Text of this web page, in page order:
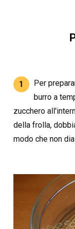
1
Per
burro a
zucchero
della frolla,
modo che non